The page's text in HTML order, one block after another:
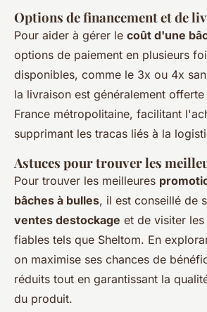
Options de financement et de
Pour aider à gérer le coût d'une
options de paiement en plusieurs
disponibles, comme le 3x ou 4x
la livraison est généralement
France métropolitaine, facilitant
supprimant les tracas liés à la
Astuces pour trouver les
Pour trouver les meilleures
bâches à bulles, il est conseillé de
ventes destockage et de visiter
fiables tels que Sheltom. En
on maximise ses chances de
réduits tout en garantissant la
du produit.